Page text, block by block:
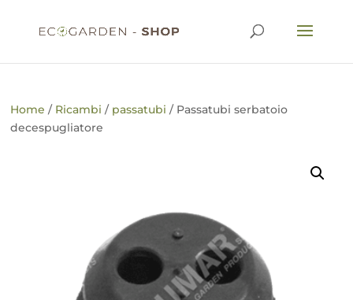
Home / Ricambi / passatubi / Passatubi serbatoio
decespugliatore